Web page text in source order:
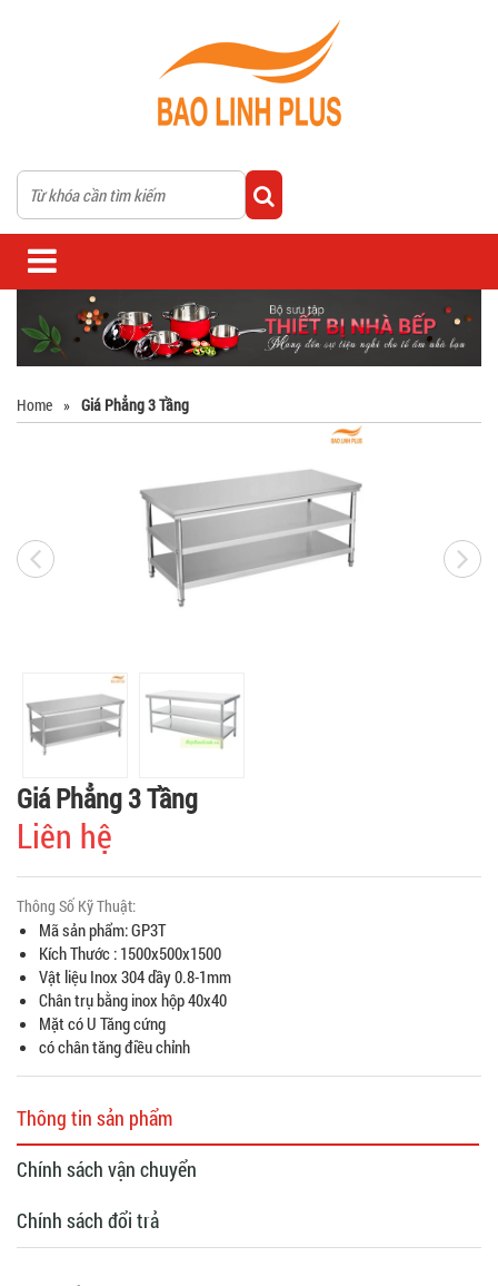
Home » Giá Phẳng 3 Tầng
Giá Phẳng 3 Tầng
Liên hệ
Thông Số Kỹ Thuật:
Mã sản phẩm: GP3T
Kích Thước : 1500x500x1500
Vật liệu Inox 304 dầy 0.8-1mm
Chân trụ bằng inox hộp 40x40
Mặt có U Tăng cứng
có chân tăng điều chỉnh
Thông tin sản phẩm
Chính sách vận chuyển
Chính sách đổi trả